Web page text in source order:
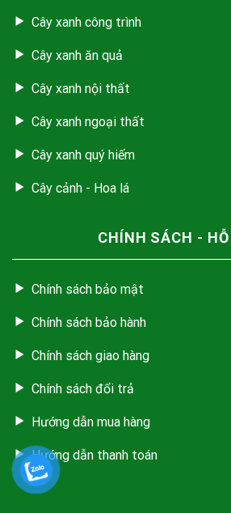
Cây xanh công trình
Cây xanh ăn quả
Cây xanh nội thất
Cây xanh ngoại thất
Cây xanh quý hiếm
Cây cảnh - Hoa lá
CHÍNH SÁCH -
Chính sách bảo mật
Chính sách bảo hành
Chính sách giao hàng
Chính sách đổi trả
Hướng dẫn mua hàng
Hướng dẫn thanh toán